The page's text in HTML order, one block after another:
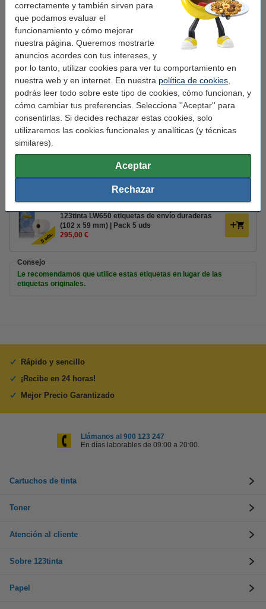
correctamente y también sirven para
que podamos evaluar el
funcionamiento y cómo mejorar
nuestra página. Queremos mostrarte
anuncios acordes con tus intereses, y
por lo tanto, utilizar cookies para ver tu comportamiento en
nuestra web y en internet. En nuestra política de cookies
podrás leer todo sobre este tipo de cookies, cómo funcionan, y
cómo cambiar tus preferencias. Selecciona ''Aceptar'' para
consentirlas. Si decides rechazar estas cookies, solo
utilizaremos las cookies funcionales y analíticas (y técnicas
similares).
Aceptar
Rechazar
Características
Marca: 123tinta
etiquetas de envío
Medidas: 102 x 59 mm (LxAn)
Material: polipropileno (capa superior)
Temp mín: -18 - 50 °C
Etiquetas por rollo::
089207
123tinta LW650 etiquetas de envío duraderas
(102 x 59 mm) | Pack 5 uds
295,00 €
Consejo
Le recomendamos que utilice estas etiquetas en lugar de las
etiquetas originales.
Rápido y sencillo
¡Recibe en 24 horas!
Mejor Precio Garantizado
Llámanos al 900 123 247
En días laborables de 09:00 a 20:00.
Cartuchos de tinta
Toner
Atención al cliente
Sobre 123tinta
Papel